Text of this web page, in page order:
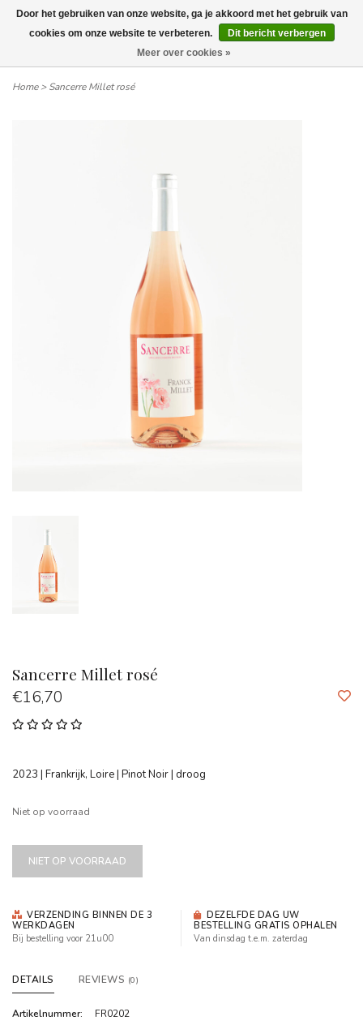
Wij leveren tot aan uw deur. Afhalen is mogelijk.
Home>Sancerre Millet rosé
Sancerre Millet rosé
€16,70
2023 | Frankrijk, Loire | Pinot Noir | droog
Niet op voorraad
NIET OP VOORRAAD
VERZENDING BINNEN DE 3
WERKDAGEN
Bij bestelling voor 21u00
DEZELFDE DAG UW
BESTELLING GRATIS OPHALEN
Van dinsdag t.e.m. zaterdag
DETAILS REVIEWS (0)
Artikelnummer: FR0202
Door het gebruiken van onze website, ga je akkoord met het gebruik van
cookies om onze website te verbeteren.
Dit bericht verbergen
Meer over cookies »